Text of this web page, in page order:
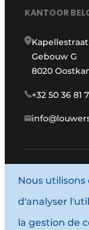
KANTOOR
Kapellestraat
Gebouw G
8020
+32 50 36 81
©
Nous utilisons
d'analyser
la gestion de